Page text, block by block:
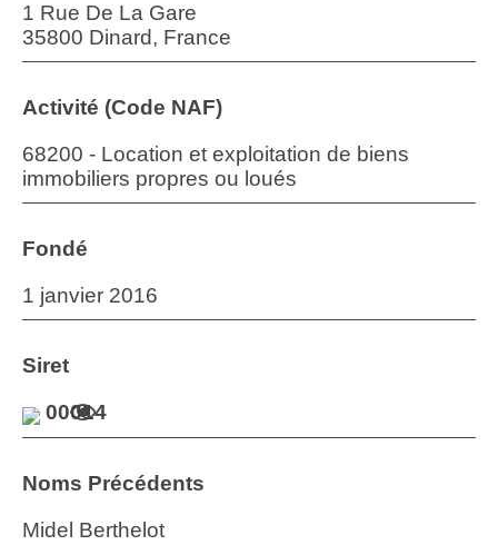
1 Rue De La Gare
35800 Dinard, France
Activité (Code NAF)
68200 - Location et exploitation de biens
immobiliers propres ou loués
Fondé
1 janvier 2016
Siret
00014
Noms Précédents
Midel Berthelot